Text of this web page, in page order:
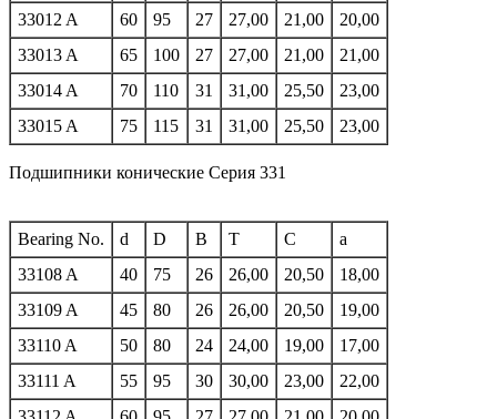
33012 A
60 95 27 27,00 21,00
20,00
33013 A
65 100 27 27,00 21,00
21,00
33014 A
70 110 31 31,00 25,50
23,00
33015 A
75 115 31 31,00 25,50 23,00
Подшипники конические Серия 331
Bearing No. d D B T C
a
33108 A
40 75 26 26,00 20,50
18,00
33109 A
45 80 26 26,00 20,50
19,00
33110 A
50 80 24 24,00 19,00
17,00
33111 A
55 95 30 30,00 23,00
22,00